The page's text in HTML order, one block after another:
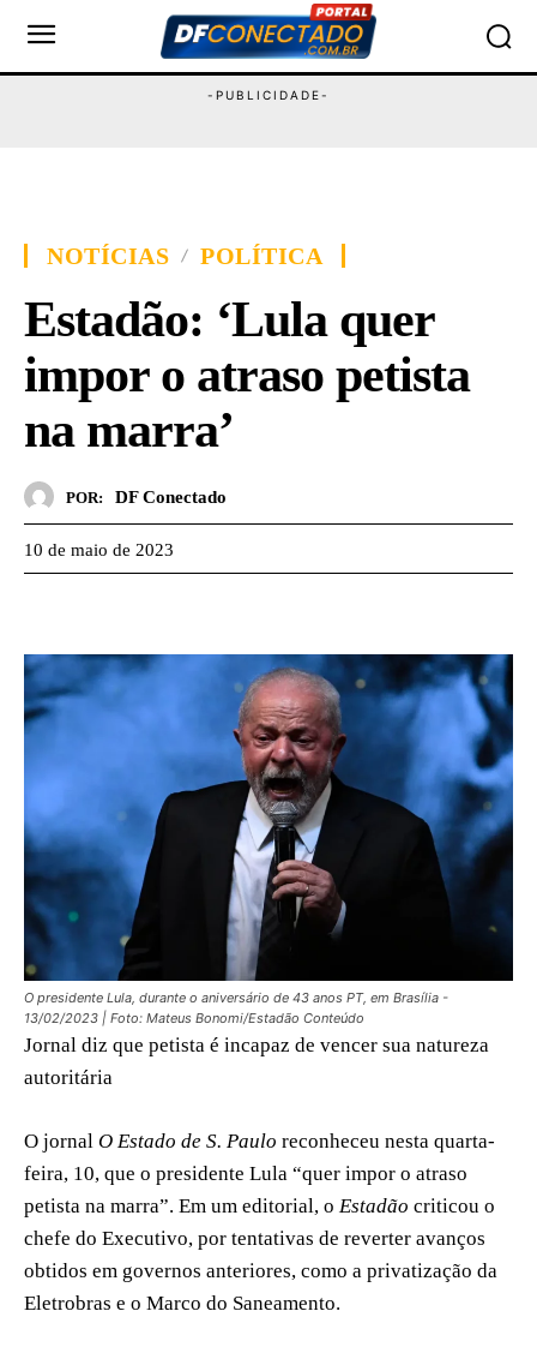
NOTÍCIAS POLÍTICA
Estadão: ‘Lula quer
impor o atraso petista
na marra’
POR: DF Conectado
10 de maio de 2023
O presidente Lula, durante o aniversário de 43 anos PT, em Brasília -
13/02/2023 | Foto: Mateus Bonomi/Estadão Conteúdo
Jornal diz que petista é incapaz de vencer sua natureza
autoritária
O jornal O Estado de S. Paulo reconheceu nesta quarta-
feira, 10, que o presidente Lula “quer impor o atraso
petista na marra”. Em um editorial, o Estadão criticou o
chefe do Executivo, por tentativas de reverter avanços
obtidos em governos anteriores, como a privatização da
Eletrobras e o Marco do Saneamento.